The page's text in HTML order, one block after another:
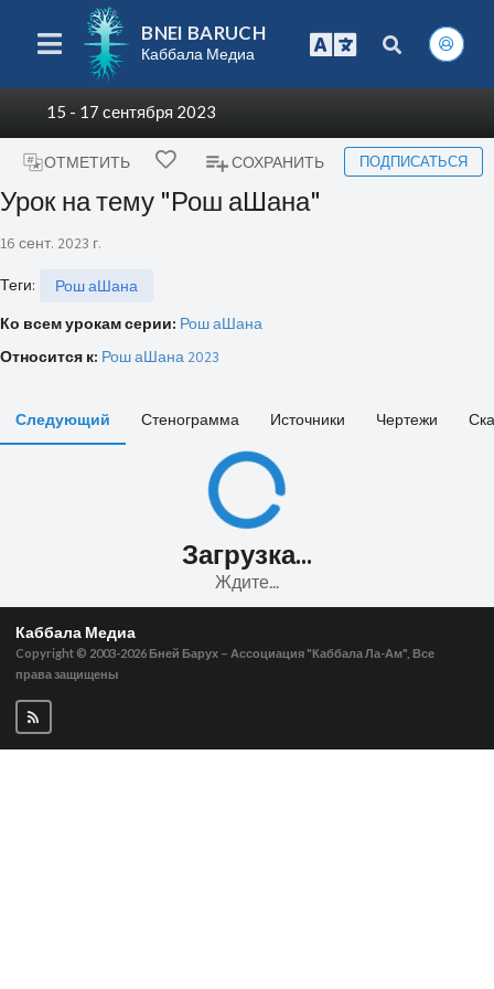
BNEI BARUCH
Каббала Медиа
15 - 17 сентября 2023
ОТМЕТИТЬ СОХРАНИТЬ ПОДПИСАТЬСЯ
Урок на тему "Рош аШана"
16 сент. 2023 г.
Теги:
Рош аШана
Ко всем урокам серии: Рош аШана
Относится к: Рош аШана 2023
Следующий Стенограмма Источники Чертежи
Загрузка...
Ждите...
Каббала Медиа
Copyright © 2003-2026 Бней Барух – Ассоциация "Каббала Ла-Ам", Все
права защищены